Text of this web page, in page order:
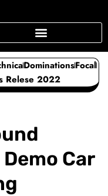
DominationsFocal
Relese 2022
Car